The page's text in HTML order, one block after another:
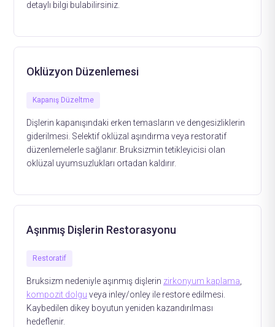
detaylı bilgi bulabilirsiniz.
Oklüzyon Düzenlemesi
Kapanış Düzeltme
Dişlerin kapanışındaki erken temasların ve dengesizliklerin
giderilmesi. Selektif oklüzal aşındırma veya restoratif
düzenlemelerle sağlanır. Bruksizmin tetikleyicisi olan
oklüzal uyumsuzlukları ortadan kaldırır.
Aşınmış Dişlerin Restorasyonu
Restoratif
Bruksizm nedeniyle aşınmış dişlerin zirkonyum kaplama
kompozit dolgu veya inley/onley ile restore edilmesi.
Kaybedilen dikey boyutun yeniden kazandırılması
hedeflenir.